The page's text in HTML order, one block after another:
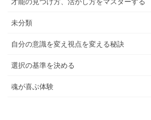
未分類
自分の意識を変え視点を変える秘訣
選択の基準を決める
魂が喜ぶ体験